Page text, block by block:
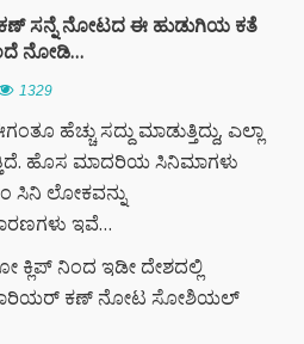
ಕಣ್ ಸನ್ನೆ ನೋಟದ ಈ ಹುಡುಗಿಯ ಕತೆ
ನೋಡಿ…
1329
ಹೆಚ್ಚು ಸದ್ದು ಮಾಡುತ್ತಿದ್ದು, ಎಲ್ಲಾ
ಹೊಸ ಮಾದರಿಯ ಸಿನಿಮಾಗಳು
ಸಿನಿ ಲೋಕವನ್ನು
ಇವೆ…
ನಿಂದ ಇಡೀ ದೇಶದಲ್ಲಿ
ವಾರಿಯರ್ ಕಣ್ ನೋಟ ಸೋಶಿಯಲ್